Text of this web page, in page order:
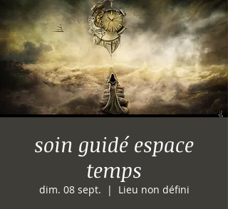
soin guidé espace
temps
dim. 08 sept.
  |
Lieu non défini